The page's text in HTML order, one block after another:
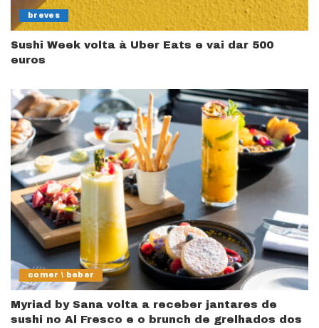
breves
Sushi Week volta à Uber Eats e vai dar 500
euros
comer \ beber
Myriad by Sana volta a receber jantares de
sushi no Al Fresco e o brunch de grelhados dos